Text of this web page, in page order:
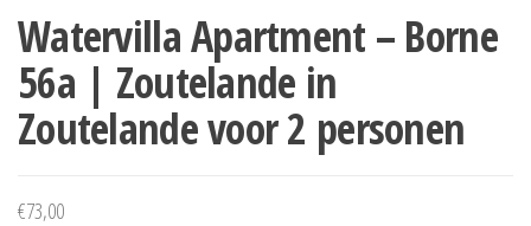
Watervilla Apartment – Borne
56a | Zoutelande in
Zoutelande voor 2 personen
€73,00